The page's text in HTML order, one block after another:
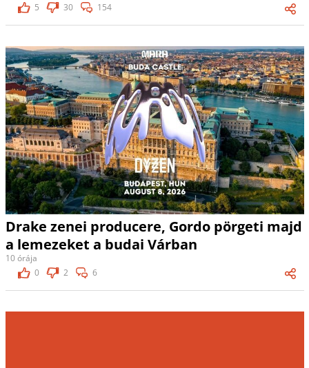
5
30 154
Drake zenei producere, Gordo pörgeti majd
a lemezeket a budai Várban
10 órája
0
2 6